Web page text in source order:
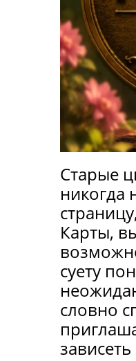
Старые
никогда
Карты,
суету
словно